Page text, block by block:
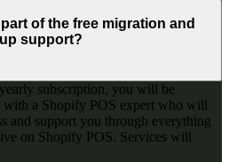
of the free migration and
support?
subscription, you will be
with a Shopify POS expert who will
and support you through everything
on Shopify POS. Services will